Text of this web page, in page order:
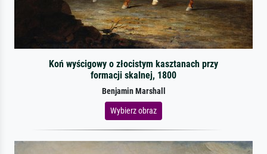
Koń wyścigowy o złocistym kasztanach przy
formacji skalnej, 1800
Benjamin Marshall
Wybierz obraz